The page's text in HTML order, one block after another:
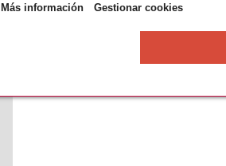
Más información
Gestionar cookies